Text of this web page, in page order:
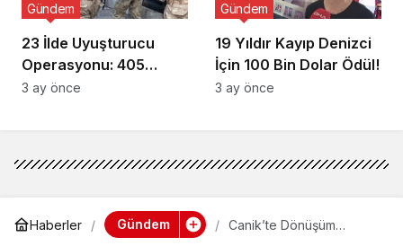
23 İlde Uyuşturucu
Operasyonu: 405
Gözaltı!
Gündem
3 ay önce
19 Yıldır Kayıp Denizci
İçin 100 Bin Dolar Ödül!
Gündem
3 ay önce
Haberler Gündem
Canik’te Dönüşüm